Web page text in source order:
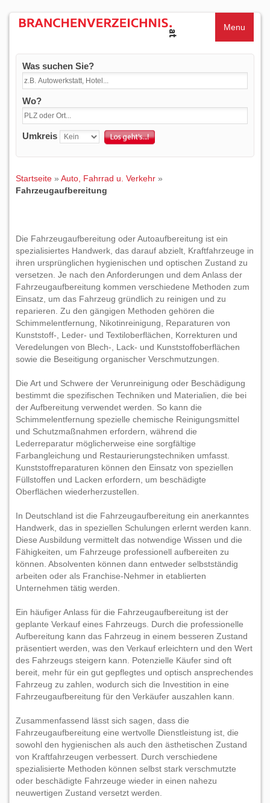
Menu
Was suchen Sie?
Wo?
Umkreis
Startseite » Auto, Fahrrad u. Verkehr »
Fahrzeugaufbereitung
Die Fahrzeugaufbereitung oder Autoaufbereitung ist ein
spezialisiertes Handwerk, das darauf abzielt, Kraftfahrzeuge in
ihren ursprünglichen hygienischen und optischen Zustand zu
versetzen. Je nach den Anforderungen und dem Anlass der
Fahrzeugaufbereitung kommen verschiedene Methoden zum
Einsatz, um das Fahrzeug gründlich zu reinigen und zu
reparieren. Zu den gängigen Methoden gehören die
Schimmelentfernung, Nikotinreinigung, Reparaturen von
Kunststoff-, Leder- und Textiloberflächen, Korrekturen und
Veredelungen von Blech-, Lack- und Kunststoffoberflächen
sowie die Beseitigung organischer Verschmutzungen.
Die Art und Schwere der Verunreinigung oder Beschädigung
bestimmt die spezifischen Techniken und Materialien, die bei
der Aufbereitung verwendet werden. So kann die
Schimmelentfernung spezielle chemische Reinigungsmittel
und Schutzmaßnahmen erfordern, während die
Lederreparatur möglicherweise eine sorgfältige
Farbangleichung und Restaurierungstechniken umfasst.
Kunststoffreparaturen können den Einsatz von speziellen
Füllstoffen und Lacken erfordern, um beschädigte
Oberflächen wiederherzustellen.
In Deutschland ist die Fahrzeugaufbereitung ein anerkanntes
Handwerk, das in speziellen Schulungen erlernt werden kann.
Diese Ausbildung vermittelt das notwendige Wissen und die
Fähigkeiten, um Fahrzeuge professionell aufbereiten zu
können. Absolventen können dann entweder selbstständig
arbeiten oder als Franchise-Nehmer in etablierten
Unternehmen tätig werden.
Ein häufiger Anlass für die Fahrzeugaufbereitung ist der
geplante Verkauf eines Fahrzeugs. Durch die professionelle
Aufbereitung kann das Fahrzeug in einem besseren Zustand
präsentiert werden, was den Verkauf erleichtern und den Wert
des Fahrzeugs steigern kann. Potenzielle Käufer sind oft
bereit, mehr für ein gut gepflegtes und optisch ansprechendes
Fahrzeug zu zahlen, wodurch sich die Investition in eine
Fahrzeugaufbereitung für den Verkäufer auszahlen kann.
Zusammenfassend lässt sich sagen, dass die
Fahrzeugaufbereitung eine wertvolle Dienstleistung ist, die
sowohl den hygienischen als auch den ästhetischen Zustand
von Kraftfahrzeugen verbessert. Durch verschiedene
spezialisierte Methoden können selbst stark verschmutzte
oder beschädigte Fahrzeuge wieder in einen nahezu
neuwertigen Zustand versetzt werden.